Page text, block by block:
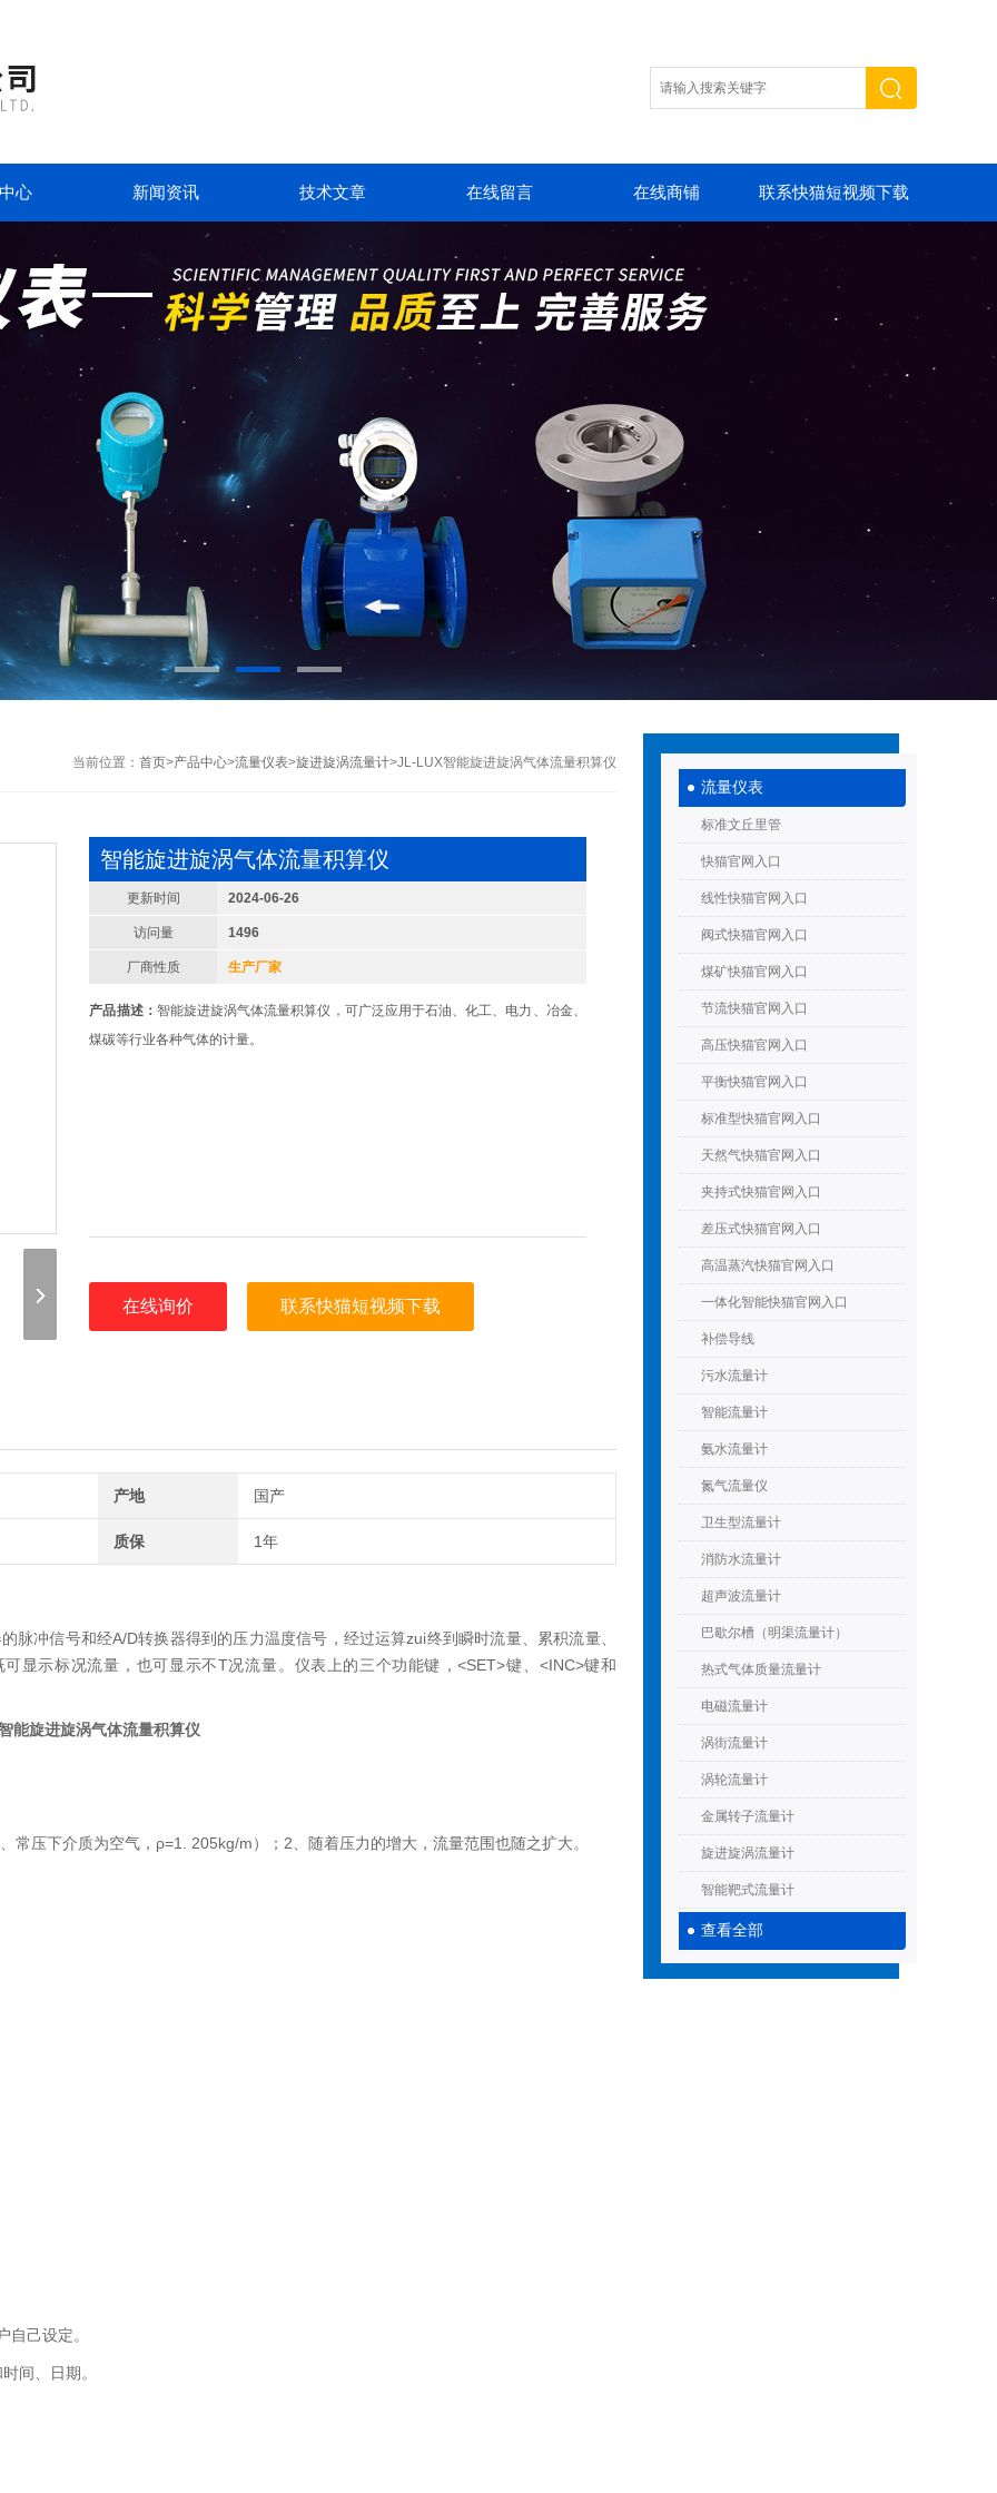
心 新闻资讯 技术文章 在线留言 在线商铺 联系快猫短视频下载
流量仪表
标准文丘里管
快猫官网入口
线性快猫官网入口
阀式快猫官网入口
煤矿快猫官网入口
节流快猫官网入口
高压快猫官网入口
平衡快猫官网入口
标准型快猫官网入口
天然气快猫官网入口
夹持式快猫官网入口
差压式快猫官网入口
高温蒸汽快猫官网入口
一体化智能快猫官网入口
补偿导线
污水流量计
智能流量计
氨水流量计
氮气流量仪
卫生型流量计
消防水流量计
超声波流量计
巴歇尔槽（明渠流量计）
热式气体质量流量计
电磁流量计
涡街流量计
涡轮流量计
金属转子流量计
旋进旋涡流量计
智能靶式流量计
查看全部
当前位置： 首页>产品中心>流量仪表>旋进旋涡流量计>JL-LUX智能旋进旋涡气体流量积算仪
智能旋进旋涡气体流量积算仪
更新时间 2024-06-26
访问量 1496
厂商性质 生产厂家
产品描述： 智能旋进旋涡气体流量积算仪，可广泛应用于石油、化工、电力、冶金、
煤碳等行业各种气体的计量。
在线询价 联系快猫短视频下载
产地 国产
质保 1年
信号和经A/D转换器得到的压力温度信号，经过运算zui终到瞬时流量、累积流量、
可显示标况流量，也可显示不T况流量。仪表上的三个功能键，<SET>键、<INC>键和
能旋进旋涡气体流量积算仪
下介质为空气，ρ=1. 205kg/m）；2、随着压力的增大，流量范围也随之扩大。
设定。
、日期。